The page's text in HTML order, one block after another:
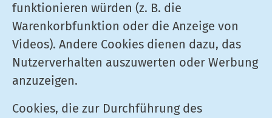
funktionieren würden (z. B. die
Warenkorbfunktion oder die Anzeige von
Videos). Andere Cookies dienen dazu, das
Nutzerverhalten auszuwerten oder Werbung
anzuzeigen.
Cookies, die zur Durchführung des